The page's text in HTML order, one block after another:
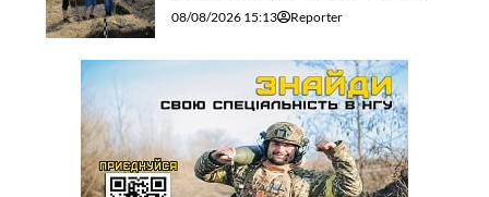
08/08/2026 15:13 Reporter